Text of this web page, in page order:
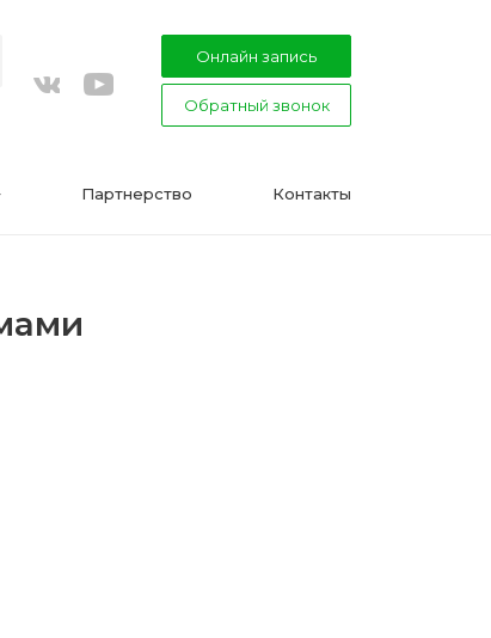
youtube
Онлайн запись
Обратный звонок
Партнерство Контакты